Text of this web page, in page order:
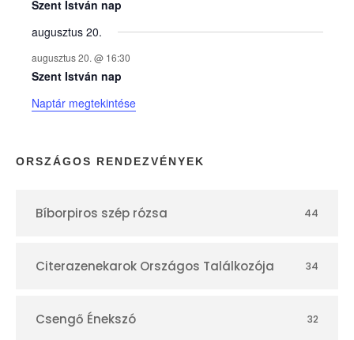
e
k
n
a
p
r
Szent István nap
augusztus 20.
augusztus 20. @ 16:30
Szent István nap
Naptár megtekintése
ORSZÁGOS RENDEZVÉNYEK
Bíborpiros szép rózsa 44
Citerazenekarok Országos Találkozója 34
Csengő Énekszó 32